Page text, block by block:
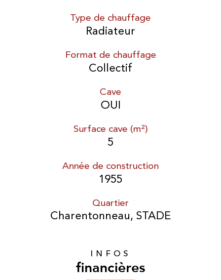
Type de chauffage
Radiateur
Format de chauffage
Collectif
Cave
OUI
Surface cave (m²)
5
Année de construction
1955
Quartier
Charentonneau, STADE
INFOS
financières